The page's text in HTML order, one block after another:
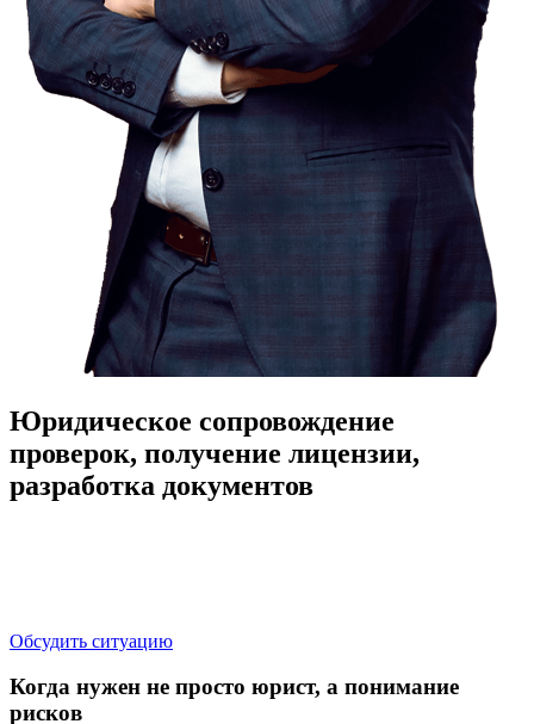
Юридическое сопровождение
проверок, получение лицензии,
разработка документов
Обсудить ситуацию
Когда нужен не просто юрист, а понимание
рисков